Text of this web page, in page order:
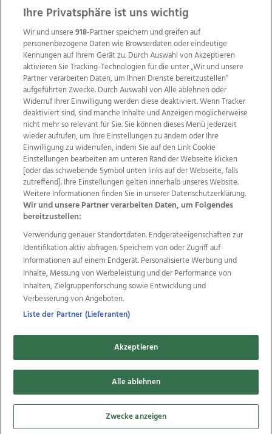
Wir über uns Mediadaten Kontakt
Jobs
Datenschutz
Impressum
AGB Anzeigekunden
AGB Website
Ehrenkodex Politische Werbung
Weitere Angebote des Medienhauses Wimmer
TV1 di-mog-i.at OÖNow
Ischler Woche
Life Radio
OÖNachrichten
OÖN Immobilien
OÖN Karriere
OÖN Reise
Promenaden Galerien
Regionaljobs
wasistlos.at wirtrauern.at
Copyrights © 2026 Tips Zeitungs GmbH & Co KG
developed by
Ihre Privatsphäre ist uns wichtig
Wir und unsere918-Partner speichern und greifen auf
personenbezogene Daten wie Browserdaten oder eindeutige
Kennungen auf Ihrem Gerät zu. Durch Auswahl von Akzeptieren
aktivieren Sie Tracking-Technologien für die unter „Wir und unsere
Partner verarbeiten Daten, um Ihnen Dienste bereitzustellen“
aufgeführten Zwecke. Durch Auswahl von Alle ablehnen oder
Widerruf Ihrer Einwilligung werden diese deaktiviert. Wenn Tracker
deaktiviert sind, sind manche Inhalte und Anzeigen möglicherweise
nicht mehr so relevant für Sie. Sie können dieses Menü jederzeit
wieder aufrufen, um Ihre Einstellungen zu ändern oder Ihre
Einwilligung zu widerrufen, indem Sie auf den Link Cookie
Einstellungen bearbeiten am unteren Rand der Webseite klicken
[oder das schwebende Symbol unten links auf der Webseite, falls
zutreffend]. Ihre Einstellungen gelten innerhalb unseres Website.
Weitere Informationen finden Sie in unserer Datenschutzerklärung.
Wir und unsere Partner verarbeiten Daten, um Folgendes
bereitzustellen:
Verwendung genauer Standortdaten. Endgeräteeigenschaften zur
Identifikation aktiv abfragen. Speichern von oder Zugriff auf
Informationen auf einem Endgerät. Personalisierte Werbung und
Inhalte, Messung von Werbeleistung und der Performance von
Inhalten, Zielgruppenforschung sowie Entwicklung und
Verbesserung von Angeboten.
Liste der Partner (Lieferanten)
Akzeptieren
Alle ablehnen
Zwecke anzeigen